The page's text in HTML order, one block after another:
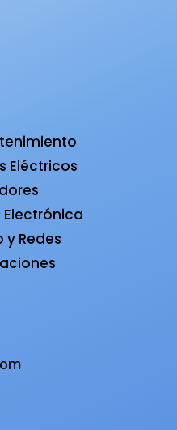
Eléctricos
Electrónica
Redes